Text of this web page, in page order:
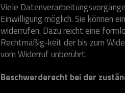
Viele
Einwilligung möglich. Sie können
widerrufen. Dazu reicht eine
Rechtmäßig-keit der bis zum
vom Widerruf unberührt.
Beschwerderecht bei der